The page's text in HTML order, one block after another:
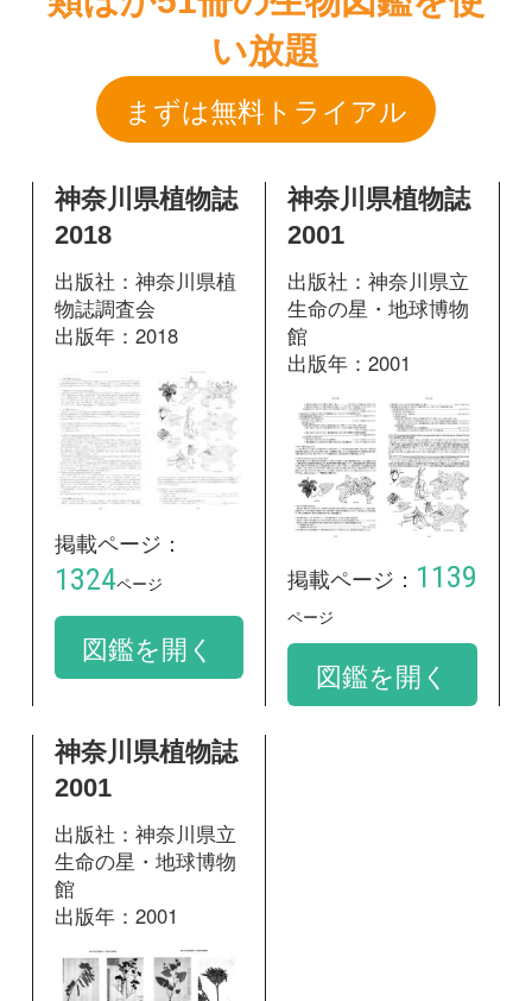
2018
物誌調査会
出版年：2018
掲載ページ：
1324ページ
2001
出版社：神奈川県立
生命の星・地球博物
館
出版年：2001
掲載ページ：1139
図鑑を開く
神奈川県植物誌
2001
出版社：神奈川県立
生命の星・地球博物
館
出版年：2001
掲載ページ：
1454ページ
図鑑を開く